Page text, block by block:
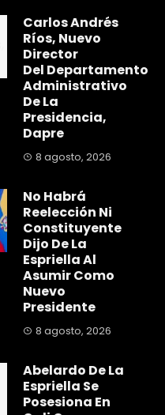
Carlos Andrés
Ríos, Nuevo
Director
Del Departamento
Administrativo
De La
Presidencia,
Dapre
8 agosto, 2026
No Habrá
Reelección Ni
Constituyente
Dijo De La
Espriella Al
Asumir Como
Nuevo
Presidente
8 agosto, 2026
Abelardo De La
Espriella Se
Posesiona En